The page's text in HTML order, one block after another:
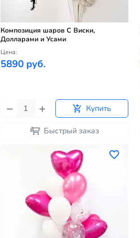
Композиция шаров С Виски,
Долларами и Усами
Цена:
5890 руб.
Купить
Быстрый заказ